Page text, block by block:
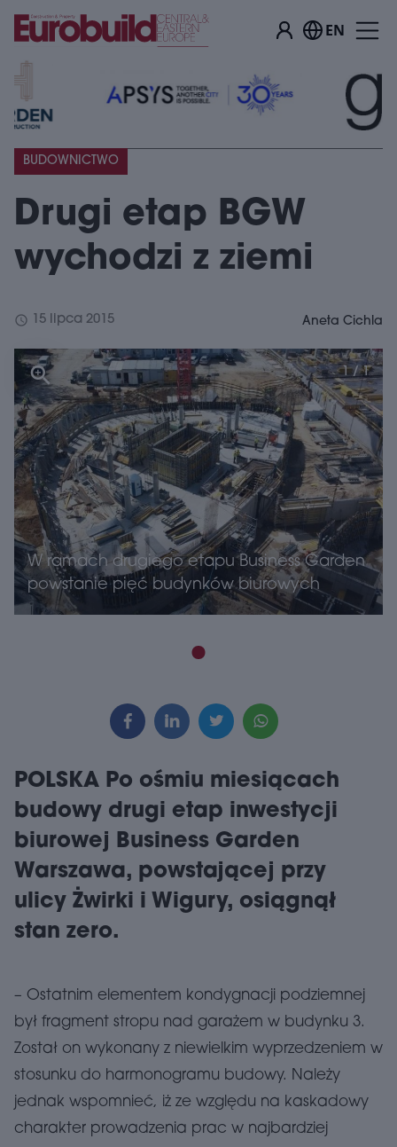
EN
Drugi etap BGW
wychodzi z ziemi
BUDOWNICTWO
schedule 15 lipca 2015 Aneta Cichla
W ramach drugiego etapu Business Garden
powstanie pięć budynków biurowych
1 / 1
POLSKA Po ośmiu miesiącach
budowy drugi etap inwestycji
biurowej Business Garden
Warszawa, powstającej przy
ulicy Żwirki i Wigury, osiągnął
stan zero.
– Ostatnim elementem kondygnacji podziemnej
był fragment stropu nad garażem w budynku 3.
Został on wykonany z niewielkim wyprzedzeniem w
stosunku do harmonogramu budowy. Należy
jednak wspomnieć, iż ze względu na kaskadowy
charakter prowadzenia prac w najbardziej